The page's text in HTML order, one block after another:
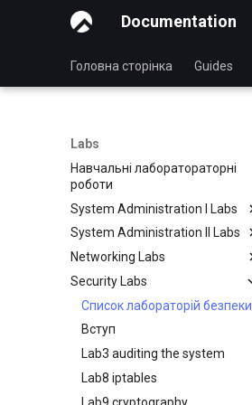
Documentation
Головна сторінка Guides
Labs
Навчальні лаборатораторні
роботи
System Administration I Labs
Lab3 system utilities
Лабораторна робота 5:
Основи роботи в мережі
Лабораторна робота 6 -
Керування користувачами та
групами
Лабораторна робота 7:
Керування та інсталяція
програмного забезпечення
System Administration II Labs
Lab3 bootup and startup
Лабораторна робота 4:
Розширений моніторинг
системи та процесів
Лабораторна робота 6:
Файлова система
Lab7 the linux kernel
Networking Labs
Лабораторна робота 5: NFS
Лабораторна робота 8:
Samba
Security Labs
Список лабораторій безпеки
Вступ
Lab3 auditing the system
Lab8 iptables
Lab9 cryptography